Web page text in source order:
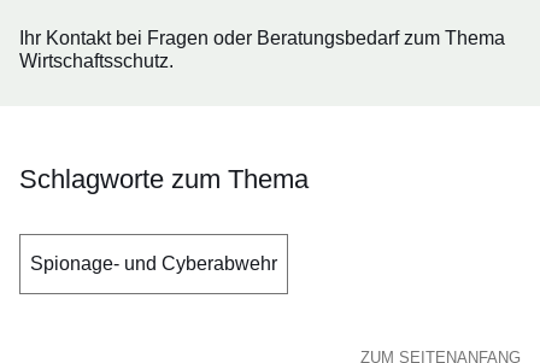
Ihr Kontakt bei Fragen oder Beratungsbedarf zum Thema
Wirtschaftsschutz.
Schlagworte zum Thema
Spionage- und Cyberabwehr
ZUM SEITENANFANG